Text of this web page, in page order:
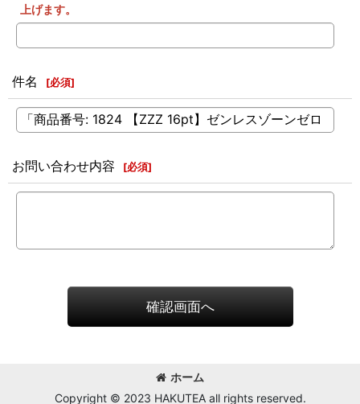
上げます。
件名 [必須]
お問い合わせ内容 [必須]
確認画面へ
ホーム
Copyright © 2023 HAKUTEA all rights reserved.